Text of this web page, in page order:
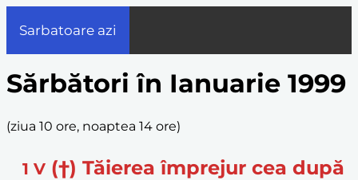
Sarbatoare azi
Sărbători în Ianuarie 1999
(ziua 10 ore, noaptea 14 ore)
1 V (†) Tăierea împrejur cea după